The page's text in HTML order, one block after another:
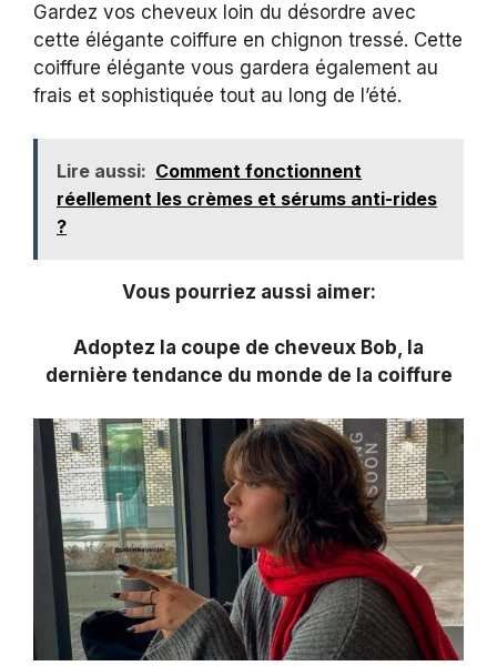
Gardez vos cheveux loin du désordre avec
cette élégante coiffure en chignon tressé. Cette
coiffure élégante vous gardera également au
frais et sophistiquée tout au long de l’été.
Lire aussi: Comment fonctionnent
réellement les crèmes et sérums anti-rides
?
Vous pourriez aussi aimer:
Adoptez la coupe de cheveux Bob, la
dernière tendance du monde de la coiffure